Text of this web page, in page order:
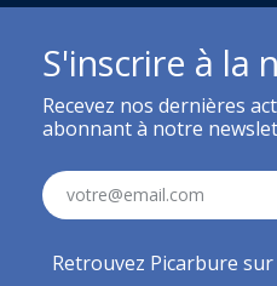
S'inscrire à la
Recevez nos dernières
abonnant à notre
votre@email.com
Retrouvez Picarbure